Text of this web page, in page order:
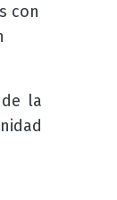
con
la